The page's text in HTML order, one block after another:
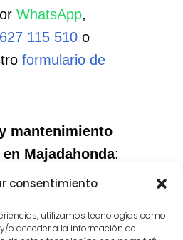
consentimiento
utilizamos tecnologías como
o acceder a la información del
WhatsApp,
627 115 510o
formulario de
mantenimiento
Majadahonda:
necesitas, con el